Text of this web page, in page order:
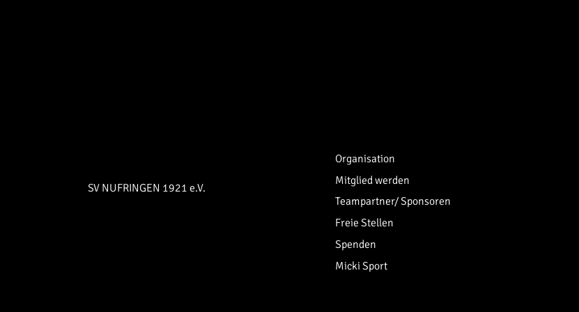
SV NUFRINGEN 1921 e.V.
Organisation
Mitglied werden
Teampartner/ Sponsoren
Freie Stellen
Spenden
Micki Sport